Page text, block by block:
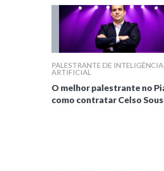
PALESTRANTE DE INTELIGÊNCIA
ARTIFICIAL
O melhor palestrante no
como contratar Celso